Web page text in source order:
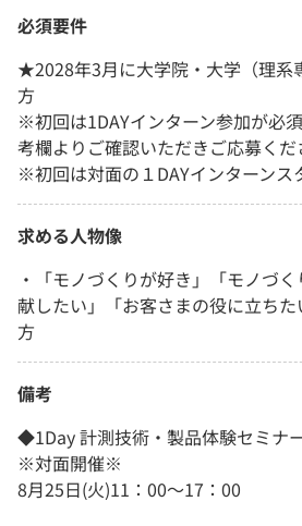
必須要件
★2028年3月に大学院・大学（理系
方
※初回は1DAYインターン参加が必
考欄よりご確認いただきご応募くだ
※初回は対面の１DAYインターンス
求める人物像
・「モノづくりが好き」「モノづ
献したい」「お客さまの役に立ち
方
備考
◆1Day 計測技術・製品体験セミナ
※対面開催※
8月25日(火)11：00～17：00